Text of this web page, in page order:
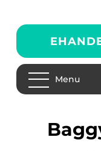
Menu